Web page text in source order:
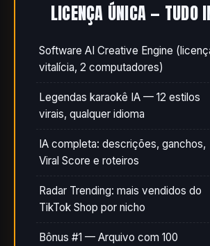
LICENÇA ÚNICA — TUDO
Software AI Creative Engine
vitalícia, 2 computadores)
Legendas karaokê IA — 12 estilos
virais, qualquer idioma
IA completa: descrições, ganchos,
Viral Score e roteiros
Radar Trending: mais vendidos do
TikTok Shop por nicho
Bônus #1 — Arquivo com 100